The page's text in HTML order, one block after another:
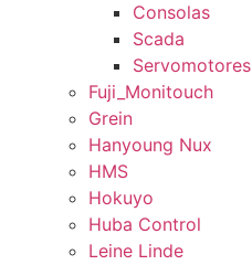
Consolas
Scada
Servomotores
Fuji_Monitouch
Grein
Hanyoung Nux
HMS
Hokuyo
Huba Control
Leine Linde